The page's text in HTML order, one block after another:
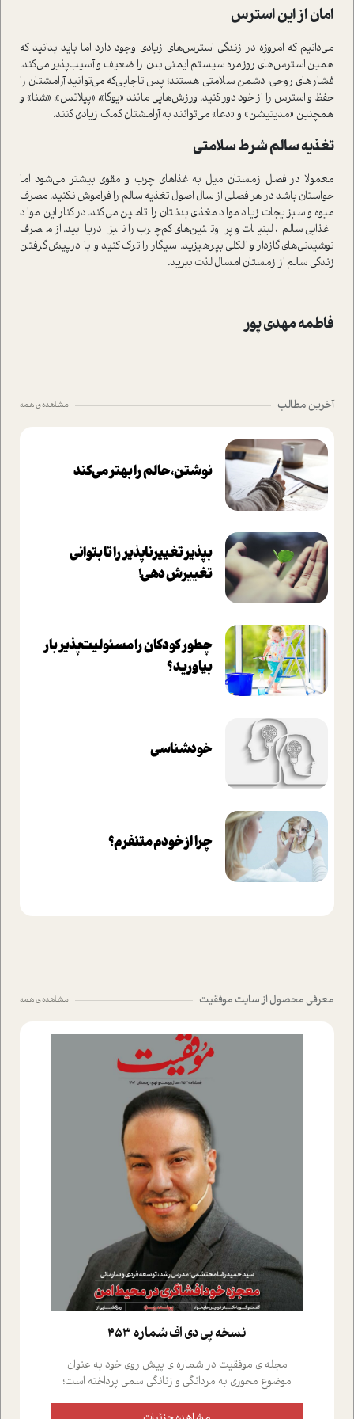
امان از این ا‌سترس
می‌دانیم که امروزه در زندگی‌ ا‌سترس‌های زیادی وجود دارد اما باید بدانید که
همین ا‌سترس‌های روزمره سیستم‌ ایمنی بدن را ضعیف و آسیب‌پذیر می‌کند.
فشارهای روحی، دشمن سلامتی هستند؛ پس تا‌جایی‌که می‌توانید آرامشتان را
حفظ و ا‌سترس را از خود دور کنید. ورزش‌هایی مانند «یوگا»، «پیلاتس»، «شنا» و
همچنین «مدیتیشن» و «دعا» می‌توانند به آرامشتان کمک زیادی کنند.
تغذیه سالم شرط سلامتی
معمولا در فصل زمستان میل به غذاهای چرب و مقوی بیشتر می‌شود اما
حوا‌ستان باشد در هر فصلی از سال اصول تغذیه سالم را فراموش نکنید. مصرف
میوه و سبزیجات زیاد مواد مغذی بدنتان را تامین می‌کند. در‌کنار این مواد
غذایی سالم، لبنیات و پروتئین‌های کم‌چرب را نیز دریابید. از مصرف
نوشیدنی‌های گازدار و الکلی بپرهیزید. سیگار را ترک کنید و با درپیش‌گرفتن
زندگی سالم از زمستان امسال لذت ببرید‌.
فاطمه مهدی پور
آخرین مطالب مشاهده ی همه
نوشتن، حالم را بهتر می‌کند
بپذير تغييرناپذير را تا بتواني
تغييرش دهي!‏
چطور کودکان را مسئولیت‌پذیر بار
بیاورید؟
خودشناسی
چرا از خودم متنفرم؟
معرفی محصول از سایت موفقیت مشاهده ی همه
نسخه پي دي اف شماره 453
مجله ی موفقیت در شماره ی پیش روی خود به عنوان
موضوع محوری به مردانگی و زنانگی سمی پرداخته است؛
علیخواه، جامعه شناس در بخش های مختلف تلاش کرده ایم